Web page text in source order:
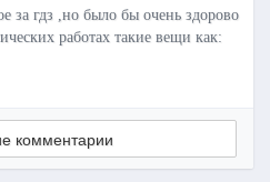
за гдз ,но было бы очень здорово
работах такие вещи как:
комментарии